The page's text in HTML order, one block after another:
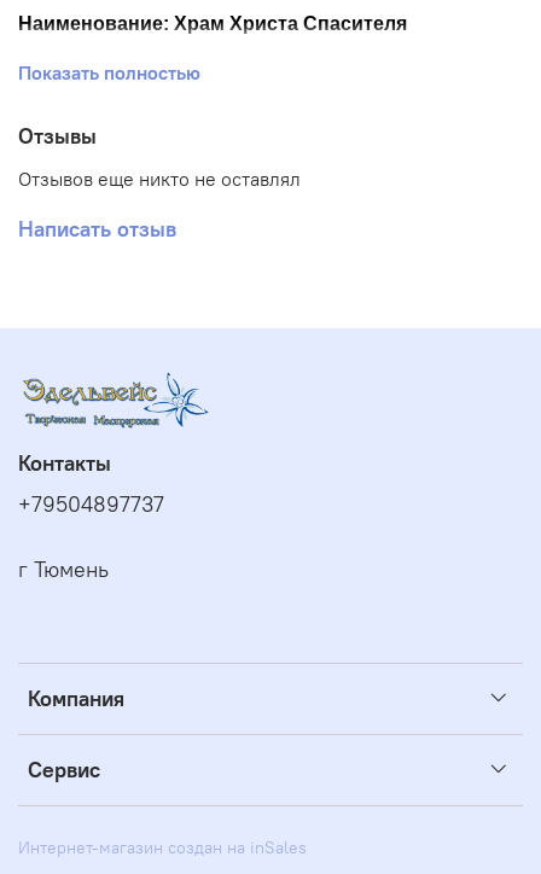
Наименование: Храм Христа Спасителя
Размер ткани 45*60 см.
Показать полностью
Отзывы
Отзывов еще никто не оставлял
Написать отзыв
Компания
Сервис
Контакты
+79504897737
г Тюмень
Интернет-магазин создан на inSales